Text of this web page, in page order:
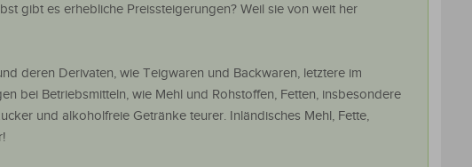
gibt es erhebliche Preissteigerungen? Weil sie von weit her
deren Derivaten, wie Teigwaren und Backwaren, letztere im
bei Betriebsmitteln, wie Mehl und Rohstoffen, Fetten, insbesondere
und alkoholfreie Getränke teurer. Inländisches Mehl, Fette,